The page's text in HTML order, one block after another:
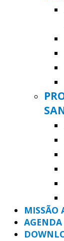
MISSÃO
AGENDA